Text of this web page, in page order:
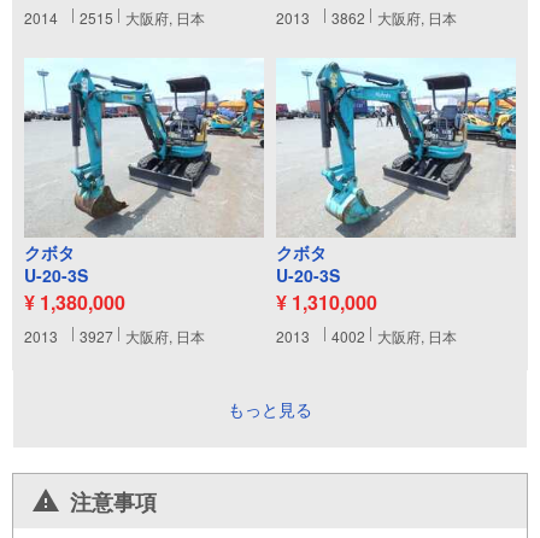
2014 2515 大阪府, 日本 2013 3862 大阪府, 日本
クボタ
U-20-3S
¥ 1,380,000
2013 3927 大阪府, 日本
クボタ
U-20-3S
¥ 1,310,000
2013 4002 大阪府, 日本
もっと見る
注意事項